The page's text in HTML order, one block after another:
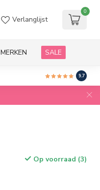
Verlanglijst
0
MERKEN SALE
9.7
Op voorraad (3)